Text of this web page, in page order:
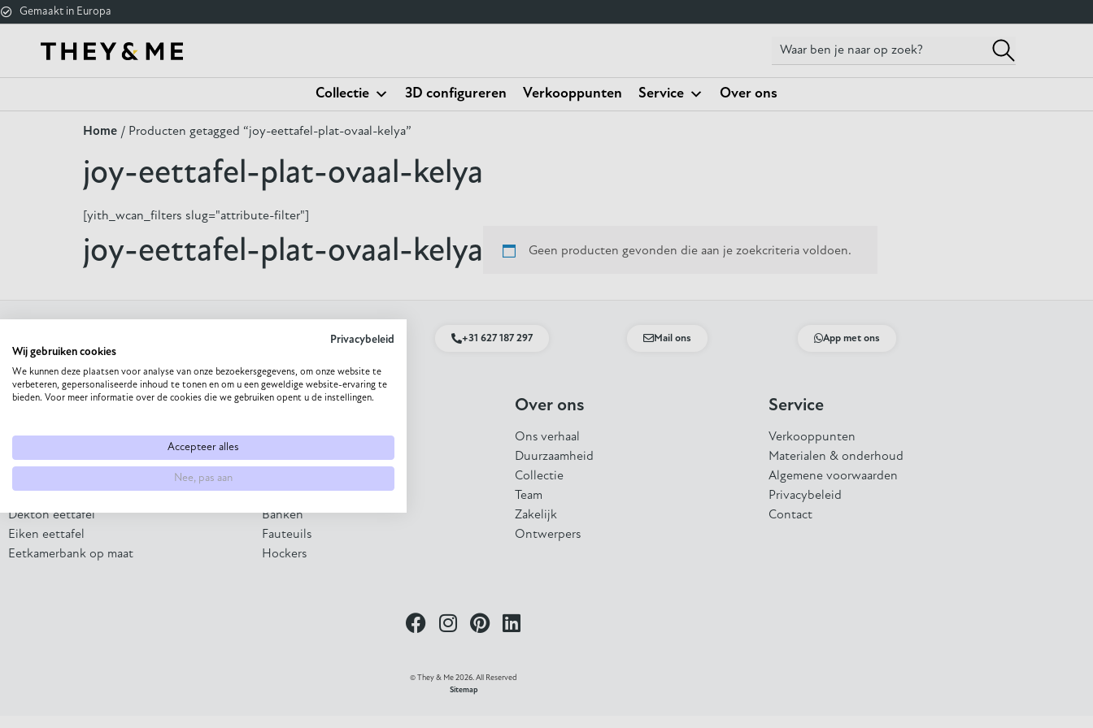
Gemaakt in Europa
Collectie 3D configureren Verkooppunten Service Over ons
[yith_wcan_filters slug="default-preset"]
Home / Producten getagged “joy-eettafel-plat-ovaal-kelya”
joy-eettafel-plat-ovaal-kelya
[yith_wcan_filters slug="attribute-filter"]
joy-eettafel-plat-ovaal-kelya Geen producten gevonden die aan je zoekcriteria voldoen.
+31 627 187 297 Mail ons App met ons
Direct naar
Eettafel op maat
Eetkamerstoel samenstellen
Dekton eettafel
Eiken eettafel
Eetkamerbank op maat
Collectie
Eettafels
Bijzettafels
Banken
Fauteuils
Hockers
Over ons
Ons verhaal
Duurzaamheid
Collectie
Team
Zakelijk
Ontwerpers
Service
Verkooppunten
Materialen & onderhoud
Algemene voorwaarden
Privacybeleid
Contact
© They & Me 2026. All Reserved
Sitemap
Privacybeleid
Wij gebruiken cookies
We kunnen deze plaatsen voor analyse van onze bezoekersgegevens, om onze website te
verbeteren, gepersonaliseerde inhoud te tonen en om u een geweldige website-ervaring te
bieden. Voor meer informatie over de cookies die we gebruiken opent u de instellingen.
Accepteer alles
Nee, pas aan